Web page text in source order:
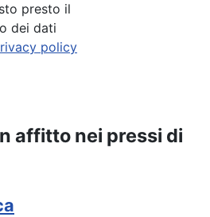
presto il
dei dati
policy
affitto nei pressi di